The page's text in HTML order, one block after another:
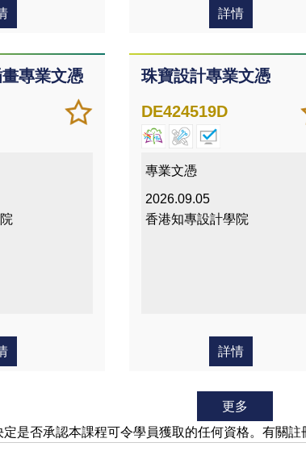
詳情
專業文憑
加
入/
儲存
課程
珠寶設計專業文憑
DE424519D
專業文憑
2026.09.05
香港知專設計學院
詳情
更多
是否承認本課程可令學員獲取的任何資格。有關註